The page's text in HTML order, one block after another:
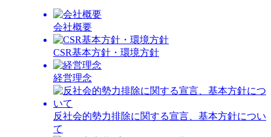
会社概要
CSR基本方針・環境方針
経営理念
反社会的勢力排除に関する宣言、基本方針につい
て